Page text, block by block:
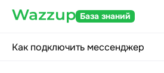
База знаний
Как подключить мессенджер